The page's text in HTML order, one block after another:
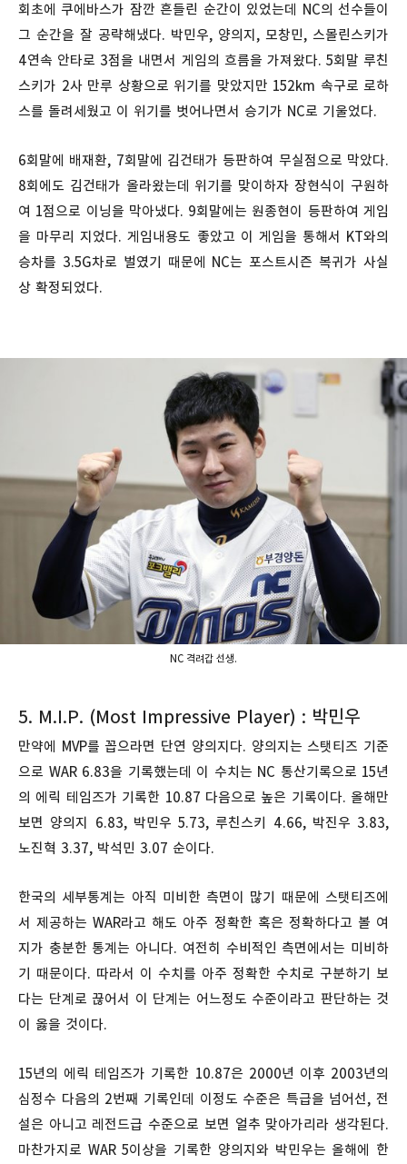
회초에 쿠에바스가 잠깐 흔들린 순간이 있었는데 NC의 선수들이
그 순간을 잘 공략해냈다. 박민우, 양의지, 모창민, 스몰린스키가
4연속 안타로 3점을 내면서 게임의 흐름을 가져왔다. 5회말 루친
스키가 2사 만루 상황으로 위기를 맞았지만 152km 속구로 로하
스를 돌려세웠고 이 위기를 벗어나면서 승기가 NC로 기울었다.
6회말에 배재환, 7회말에 김건태가 등판하여 무실점으로 막았다.
8회에도 김건태가 올라왔는데 위기를 맞이하자 장현식이 구원하
여 1점으로 이닝을 막아냈다. 9회말에는 원종현이 등판하여 게임
을 마무리 지었다. 게임내용도 좋았고 이 게임을 통해서 KT와의
승차를 3.5G차로 벌였기 때문에 NC는 포스트시즌 복귀가 사실
상 확정되었다.
NC 격려갑 선생.
5. M.I.P. (Most Impressive Player) : 박민우
만약에 MVP를 꼽으라면 단연 양의지다. 양의지는 스탯티즈 기준
으로 WAR 6.83을 기록했는데 이 수치는 NC 통산기록으로 15년
의 에릭 테임즈가 기록한 10.87 다음으로 높은 기록이다. 올해만
보면 양의지 6.83, 박민우 5.73, 루친스키 4.66, 박진우 3.83,
노진혁 3.37, 박석민 3.07 순이다.
한국의 세부통계는 아직 미비한 측면이 많기 때문에 스탯티즈에
서 제공하는 WAR라고 해도 아주 정확한 혹은 정확하다고 볼 여
지가 충분한 통계는 아니다. 여전히 수비적인 측면에서는 미비하
기 때문이다. 따라서 이 수치를 아주 정확한 수치로 구분하기 보
다는 단계로 끊어서 이 단계는 어느정도 수준이라고 판단하는 것
이 옳을 것이다.
15년의 에릭 테임즈가 기록한 10.87은 2000년 이후 2003년의
심정수 다음의 2번째 기록인데 이정도 수준은 특급을 넘어선, 전
설은 아니고 레전드급 수준으로 보면 얼추 맞아가리라 생각된다.
마찬가지로 WAR 5이상을 기록한 양의지와 박민우는 올해에 한